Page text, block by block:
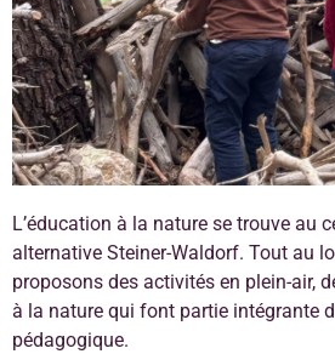
L'éducation
nature à
Sorgues
L’éducation à la nature se trouve au
alternative Steiner-Waldorf. Tout au
proposons des activités en plein-air,
à la nature qui font partie intégrante
pédagogique.